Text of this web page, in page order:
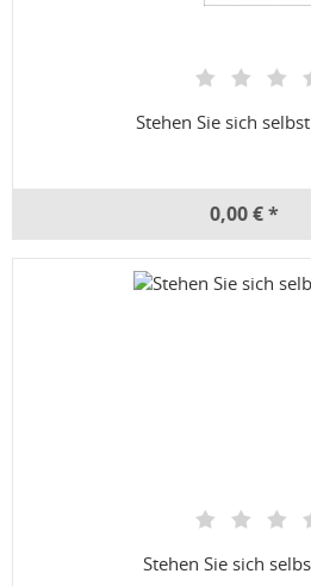
Stehen Sie sich
0,00 € *
Stehen Sie sich